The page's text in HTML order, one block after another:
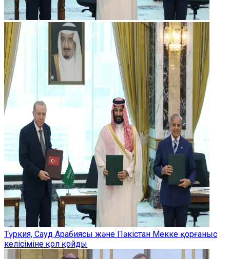
Түркия, Сауд Арабиясы және Пәкістан Мекке қорғаныс
келісіміне қол қойды